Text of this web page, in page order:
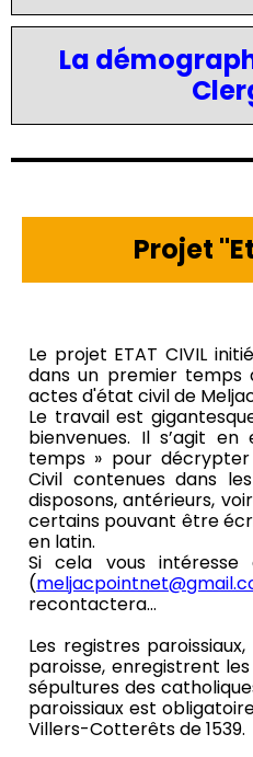
La
Projet
Le projet ETAT CIVIL
dans un premier
actes d'état civil de
Le travail est
bienvenues. Il s’agit
temps » pour décrypter
Civil contenues dans
disposons, antérieurs,
certains pouvant être
en latin.
Si cela vous intéresse
(
recontactera...
Les registres
paroisse, enregistrent
sépultures des
paroissiaux est
Villers-Cotterêts de 1539.